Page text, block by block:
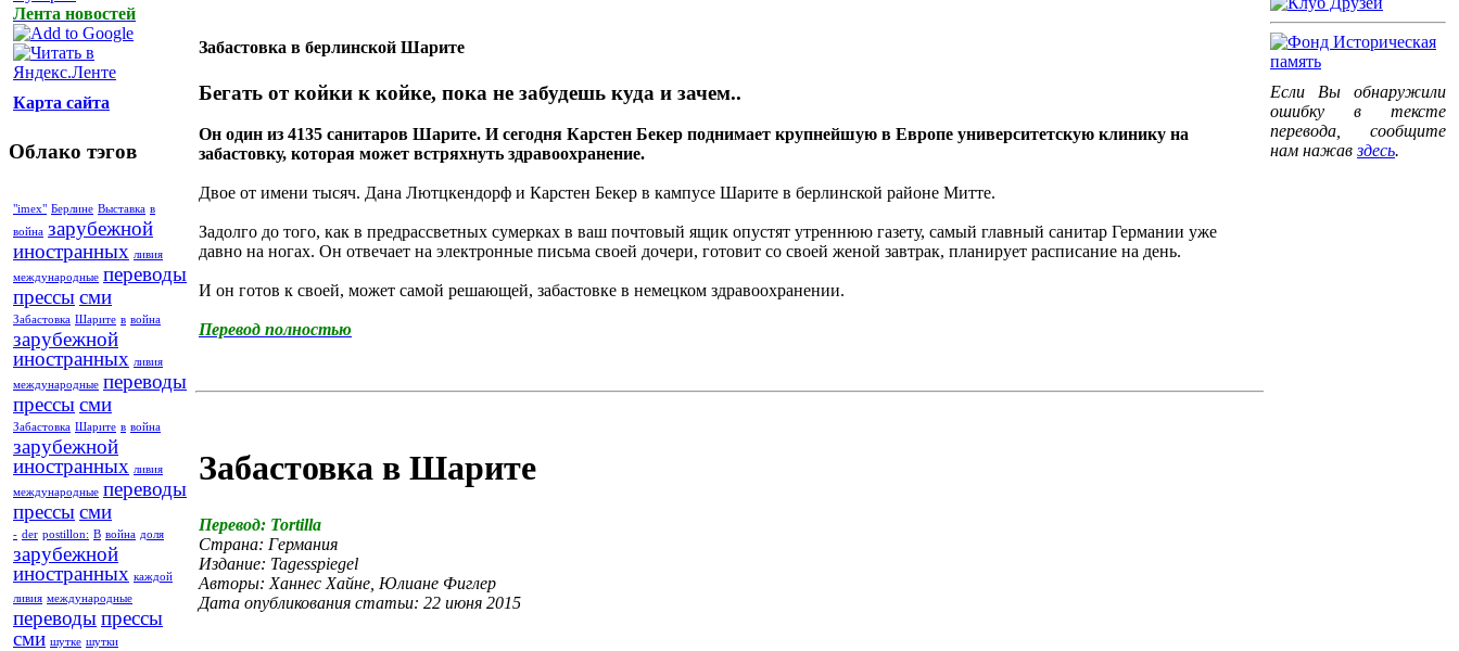
Лента новостей
Карта сайта
Облако тэгов
"imex" Берлине Выставка в
война зарубежной
иностранных ливия
международные переводы
прессысми
Забастовка Шарите в война
зарубежной
иностранных ливия
международные переводы
прессысми
Забастовка Шарите в война
зарубежной
иностранных ливия
международные переводы
прессысми
- der postillon: В война доля
зарубежной
иностранных каждой
ливия международные
переводыпрессы
сми шутке шутки
Забастовка в берлинской Шарите
Бегать от койки к койке, пока не забудешь куда и зачем..
Он один из 4135 санитаров Шарите. И сегодня Карстен Бекер поднимает крупнейшую в Европе университетскую клинику на
забастовку, которая может встряхнуть здравоохранение.
Двое от имени тысяч. Дана Лютцкендорф и Карстен Бекер в кампусе Шарите в берлинской районе Митте.
Задолго до того, как в предрассветных сумерках в ваш почтовый ящик опустят утреннюю газету, самый главный санитар Германии уже
давно на ногах. Он отвечает на электронные письма своей дочери, готовит со своей женой завтрак, планирует расписание на день.
И он готов к своей, может самой решающей, забастовке в немецком здравоохранении.
Перевод полностью
Забастовка в Шарите
Перевод: Tortilla
Страна: Германия
Издание: Tagesspiegel
Авторы: Ханнес Хайне, Юлиане Фиглер
Дата опубликования статьи: 22 июня 2015
Если Вы обнаружили
ошибку в тексте
перевода, сообщите
нам нажавздесь.